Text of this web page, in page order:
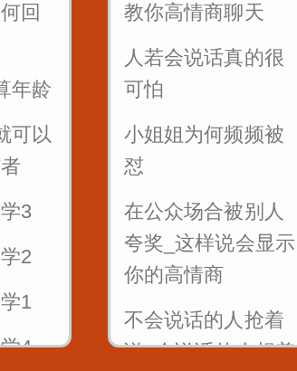
百
凤
到
郎
回
年龄
可以
3
2
1
4
教你高情商聊天
人若会说话真的很
可怕
小姐姐为何频频被
怼
在公众场合被别人
夸奖_这样说会显示
你的高情商
不会说话的人抢着
说_会说话的人想着